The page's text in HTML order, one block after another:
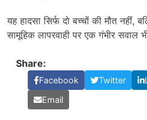
यह हादसा सिर्फ दो बच्चों की मौत नहीं,
सामूहिक लापरवाही पर एक गंभीर सवाल
Share:
Facebook Twitter
Email